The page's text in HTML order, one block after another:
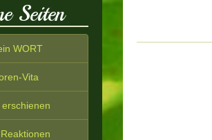
Seiten
WORT
Vita
erschienen